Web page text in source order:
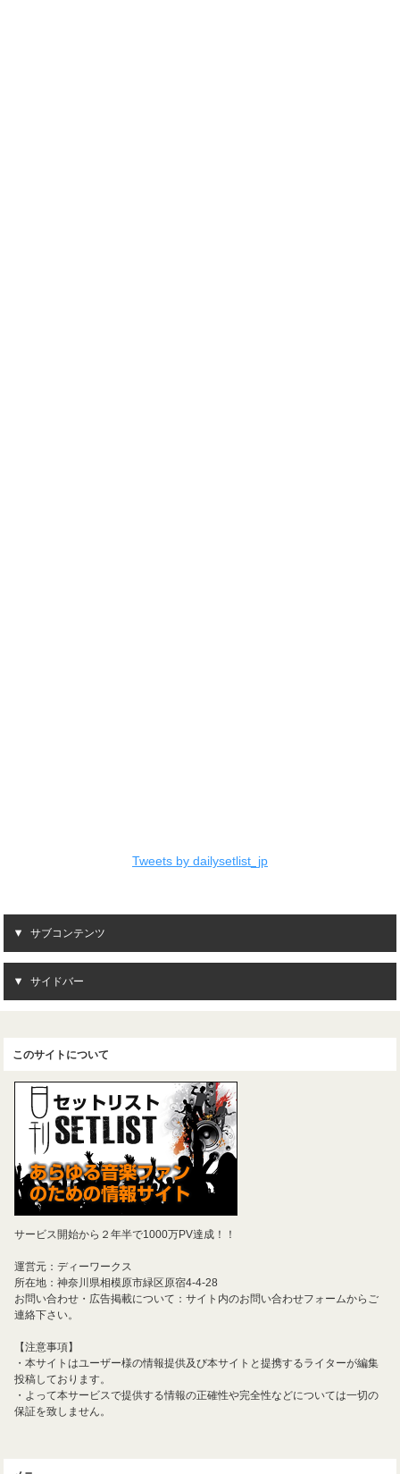
Tweets by dailysetlist_jp
サブコンテンツ
サイドバー
このサイトについて
サービス開始から２年半で1000万PV達成！！
運営元：ディーワークス
所在地：神奈川県相模原市緑区原宿4-4-28
お問い合わせ・広告掲載について：サイト内のお問い合わせフォームからご
連絡下さい。
【注意事項】
・本サイトはユーザー様の情報提供及び本サイトと提携するライターが編集
投稿しております。
・よって本サービスで提供する情報の正確性や完全性などについては一切の
保証を致しません。